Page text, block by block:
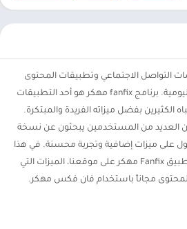
التواصل الاجتماعي وتطبيقات المحتوى
الرقمي جزءًا لا يتجزأ من حياتنا اليومية. برنامج fanfix مهكر هو أحد التطبيقات
الكثيرين بفضل ميزاته الفريدة والمبتكرة.
العديد من المستخدمين يبحثون عن نسخة
على ميزات إضافية وتجربة محسنة. في هذا
المقال، سنستعرض تحميل تطبيق Fanfix مهكر على موقعنا، الميزات التي
مجاناً باستخدام فان فكس مهكر.